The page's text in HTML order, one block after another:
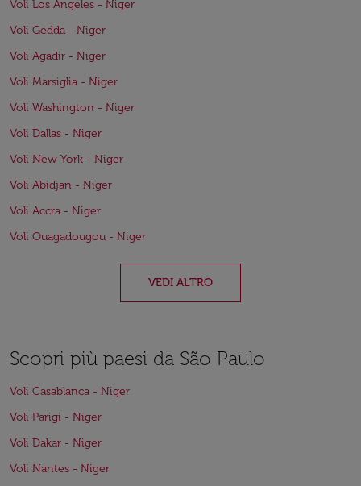
Voli Los Angeles - Niger
Voli Gedda - Niger
Voli Agadir - Niger
Voli Marsiglia - Niger
Voli Washington - Niger
Voli Dallas - Niger
Voli New York - Niger
Voli Abidjan - Niger
Voli Accra - Niger
Voli Ouagadougou - Niger
VEDI ALTRO
Scopri più paesi da São Paulo
Voli Casablanca - Niger
Voli Parigi - Niger
Voli Dakar - Niger
Voli Nantes - Niger